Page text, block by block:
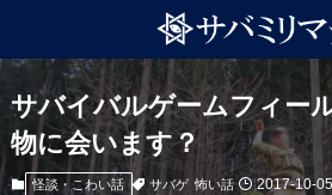
サバイバルゲームフィー
物に会います？
怪談・こわい話 サバゲ 怖い話 2017-10-05